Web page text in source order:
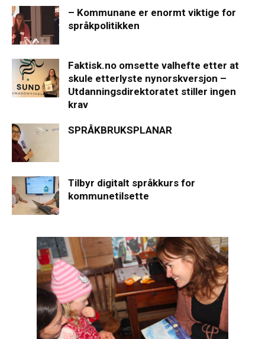
– Kommunane er enormt viktige for
språkpolitikken
Faktisk.no omsette valhefte etter at
skule etterlyste nynorskversjon –
Utdanningsdirektoratet stiller ingen
krav
SPRÅKBRUKSPLANAR
Tilbyr digitalt språkkurs for
kommunetilsette